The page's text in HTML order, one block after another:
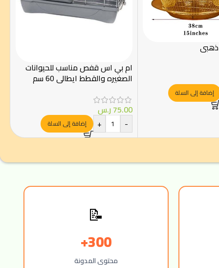
إضافة إلى السلة
ام بي اس قفص مناسب للحيوانات
الصغيره والقطط ايطالي 60 سم
75.00ر.س
-
+ إضافة إلى السلة
📝
300+
محتوى المدونة